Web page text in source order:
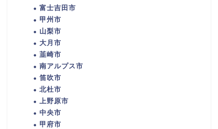
富士吉田市
甲州市
山梨市
大月市
韮崎市
南アルプス市
笛吹市
北杜市
上野原市
中央市
甲府市